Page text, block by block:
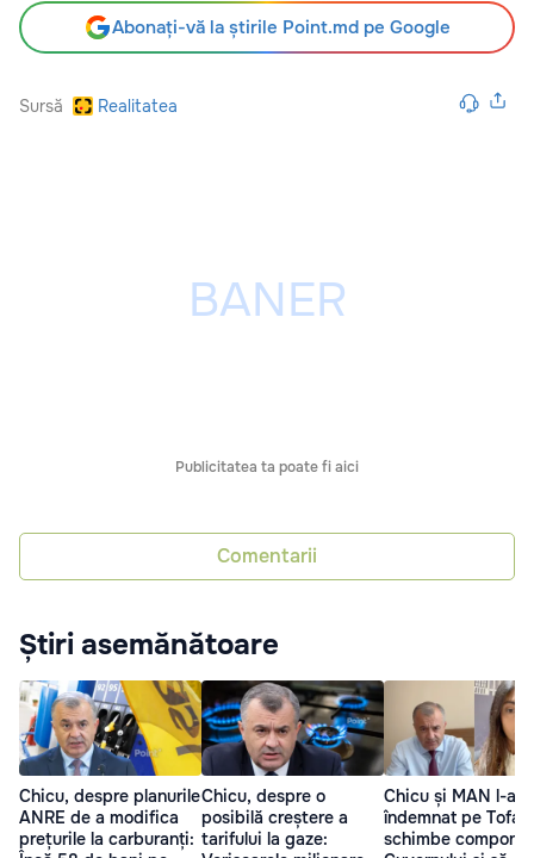
Abonați-vă la știrile Point.md pe Google
Sursă Realitatea
Publicitatea ta poate fi aici
Comentarii
Știri asemănătoare
Chicu, despre planurile
ANRE de a modifica
prețurile la carburanți:
Chicu, despre o
posibilă creștere a
tarifului la gaze:
Chicu și MAN l-au
îndemnat pe Tofan
schimbe